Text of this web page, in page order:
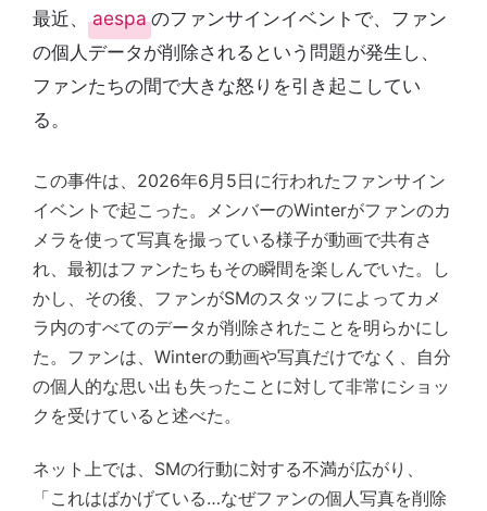
最近、 aespaのファンサインイベントで、ファン
の個人データが削除されるという問題が発生し、
ファンたちの間で大きな怒りを引き起こしてい
る。
この事件は、2026年6月5日に行われたファンサイン
イベントで起こった。メンバーのWinterがファンのカ
メラを使って写真を撮っている様子が動画で共有さ
れ、最初はファンたちもその瞬間を楽しんでいた。し
かし、その後、ファンがSMのスタッフによってカメ
ラ内のすべてのデータが削除されたことを明らかにし
た。ファンは、Winterの動画や写真だけでなく、自分
の個人的な思い出も失ったことに対して非常にショッ
クを受けていると述べた。
ネット上では、SMの行動に対する不満が広がり、
「これはばかげている…なぜファンの個人写真を削除